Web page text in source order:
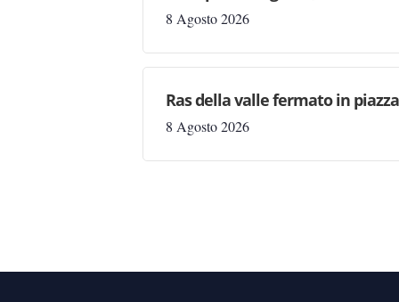
8 Agosto 2026
Ras della valle fermato in
8 Agosto 2026